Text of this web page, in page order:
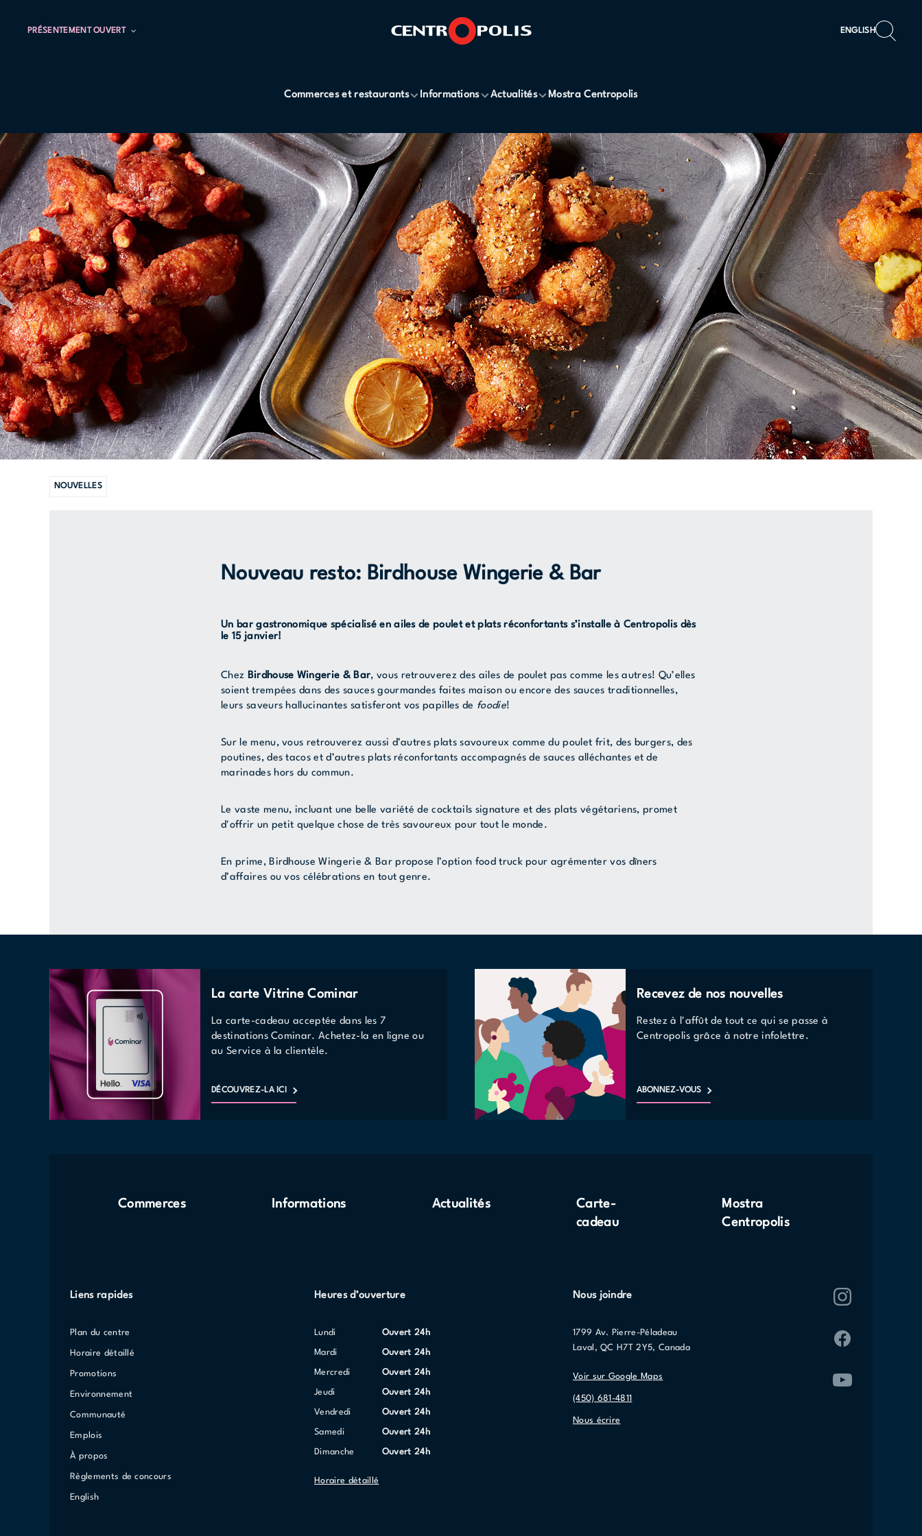
PRÉSENTEMENT OUVERT ENGLISH
Commerces et restaurants Informations Actualités Mostra Centropolis
NOUVELLES
Nouveau resto: Birdhouse Wingerie & Bar
Un bar gastronomique spécialisé en ailes de poulet et plats réconfortants s’installe à Centropolis dès
le 15 janvier!
Chez Birdhouse Wingerie & Bar, vous retrouverez des ailes de poulet pas comme les autres! Qu’elles
soient trempées dans des sauces gourmandes faites maison ou encore des sauces traditionnelles,
leurs saveurs hallucinantes satisferont vos papilles de foodie!
Sur le menu, vous retrouverez aussi d’autres plats savoureux comme du poulet frit, des burgers, des
poutines, des tacos et d’autres plats réconfortants accompagnés de sauces alléchantes et de
marinades hors du commun.
Le vaste menu, incluant une belle variété de cocktails signature et des plats végétariens, promet
d'offrir un petit quelque chose de très savoureux pour tout le monde.
En prime, Birdhouse Wingerie & Bar propose l’option food truck pour agrémenter vos dîners
d’affaires ou vos célébrations en tout genre.
La carte Vitrine Cominar
La carte-cadeau acceptée dans les 7
destinations Cominar. Achetez-la en ligne ou
au Service à la clientèle.
DÉCOUVREZ-LA ICI
Recevez de nos nouvelles
Restez à l'affût de tout ce qui se passe à
Centropolis grâce à notre infolettre.
ABONNEZ-VOUS
Commerces Informations Actualités
Carte-
cadeau
Mostra
Centropolis
Liens rapides
Plan du centre
Horaire détaillé
Promotions
Environnement
Communauté
Emplois
À propos
Règlements de concours
English
Heures d’ouverture
lundi Ouvert 24h
mardi Ouvert 24h
mercredi Ouvert 24h
jeudi Ouvert 24h
vendredi Ouvert 24h
samedi Ouvert 24h
dimanche Ouvert 24h
Horaire détaillé
Nous joindre
1799 Av. Pierre-Péladeau
Laval, QC H7T 2Y5, Canada
Voir sur Google Maps
(450) 681-4811
Nous écrire